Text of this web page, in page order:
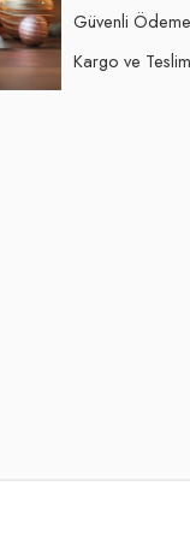
Güvenli Ödeme
Kargo ve